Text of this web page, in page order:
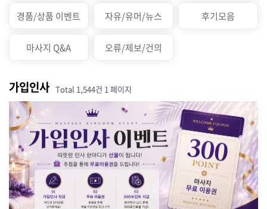
경품/상품 이벤트 자유/유머/뉴스 후기모음
마사지 Q&A 오류/제보/건의
가입인사 Total 1,544건 1 페이지